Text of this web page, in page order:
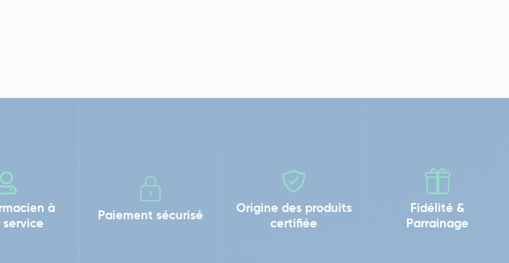
à
Paiement sécurisé
Origine des produits
certifiée
Fidélité &
Parrainage